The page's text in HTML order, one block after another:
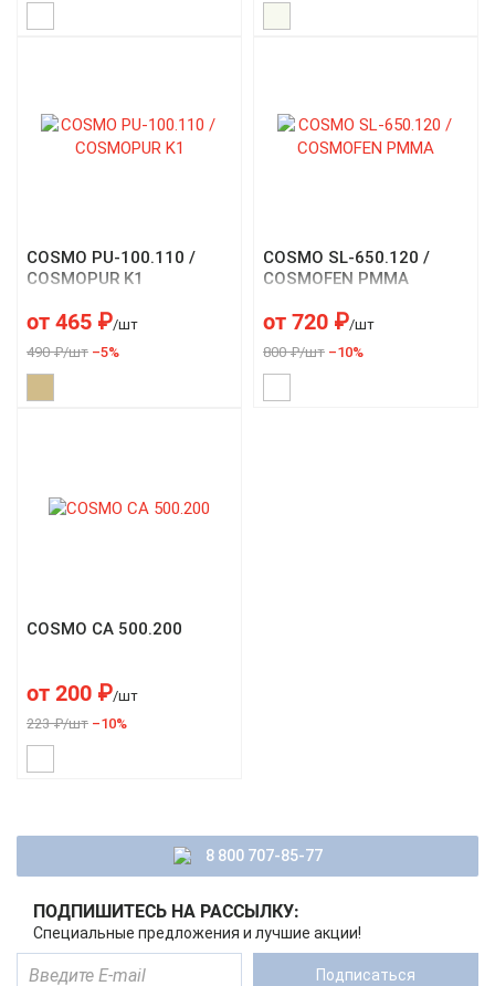
COSMO PU-100.110 /
COSMOPUR K1
от 465 ₽/шт
490 ₽/шт –5%
COSMO SL-650.120 /
COSMOFEN PMMA
от 720 ₽/шт
800 ₽/шт –10%
COSMO CA 500.200
от 200 ₽/шт
223 ₽/шт –10%
8 800 707-85-77
ПОДПИШИТЕСЬ НА РАССЫЛКУ:
Специальные предложения и лучшие акции!
Подписаться